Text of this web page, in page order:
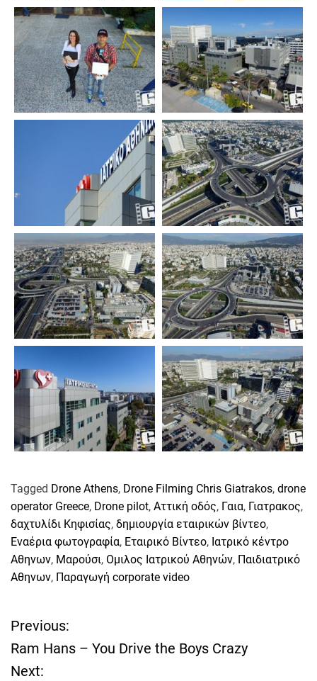
Tagged Drone Athens, Drone Filming Chris Giatrakos, drone
operator Greece, Drone pilot, Αττική οδός, Γαια, Γιατρακος,
δαχτυλίδι Κηφισίας, δημιουργία εταιρικών βίντεο,
Εναέρια φωτογραφία, Εταιρικό Βίντεο, Ιατρικό κέντρο
Αθηνων, Μαρούσι, Ομιλος Ιατρικού Αθηνών, Παιδιατρικό
Αθηνων, Παραγωγή corporate video
Π
λ
Previous:
Ram Hans – You Drive the Boys Crazy
Next: